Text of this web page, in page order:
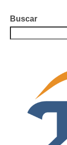
Buscar